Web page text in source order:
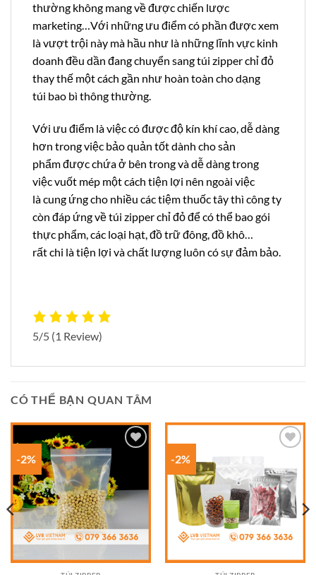
thường không mang về được chiến lược
marketing…Với những ưu điểm có phần được xem
là vượt trội này mà hầu như là những lĩnh vực kinh
doanh đều dần đang chuyển sang túi zipper chỉ đỏ
thay thế một cách gần như hoàn toàn cho dạng
túi bao bì thông thường.
Với ưu điểm là việc có được độ kín khí cao, dễ dàng
hơn trong việc bảo quản tốt dành cho sản
phẩm được chứa ở bên trong và dễ dàng trong
việc vuốt mép một cách tiện lợi nên ngoài việc
là cung ứng cho nhiều các tiệm thuốc tây thì công ty
còn đáp ứng về túi zipper chỉ đỏ để có thể bao gói
thực phẩm, các loại hạt, đồ trữ đông, đồ khô…
rất chi là tiện lợi và chất lượng luôn có sự đảm bảo.
5/5 (1 Review)
CÓ THỂ BẠN QUAN TÂM
-2% -2%
wishlist